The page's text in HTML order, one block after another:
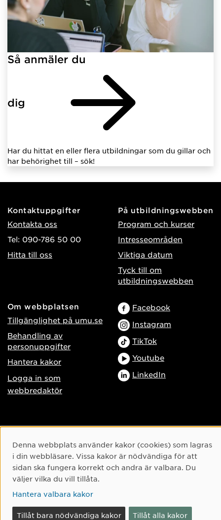
Så anmäler du
dig
Har du hittat en eller flera utbildningar som du gillar och
har behörighet till – sök!
Kontaktuppgifter
Kontakta oss
Tel: 090-786 50 00
Hitta till oss
På utbildningswebben
Program och kurser
Intresseområden
Viktiga datum
Tyck till om
utbildningswebben
Om webbplatsen
Tillgänglighet på umu.se
Behandling av
personuppgifter
Hantera kakor
Logga in som
webbredaktör
Facebook
Instagram
TikTok
Youtube
LinkedIn
Cookie-samtycke
Denna webbplats använder kakor (cookies) som lagras
i din webbläsare. Vissa kakor är nödvändiga för att
sidan ska fungera korrekt och andra är valbara. Du
väljer vilka du vill tillåta.
Hantera valbara kakor
Tillåt bara nödvändiga kakor Tillåt alla kakor